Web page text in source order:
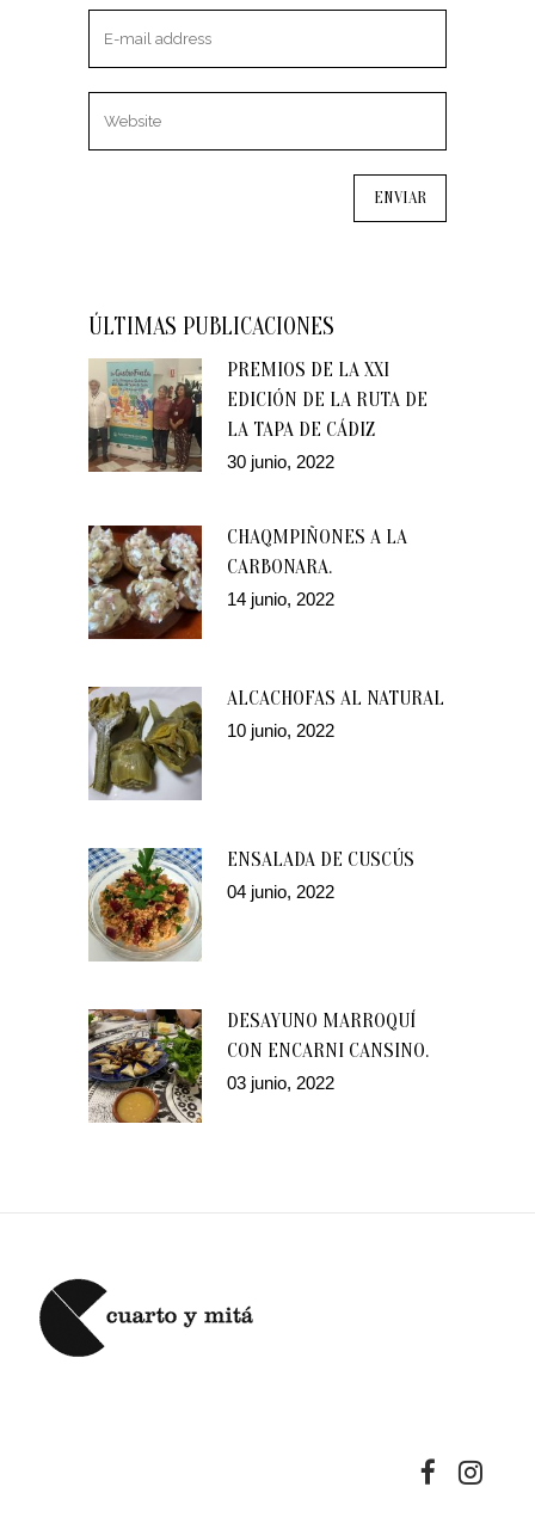
ÚLTIMAS PUBLICACIONES
PREMIOS DE LA XXI
EDICIÓN DE LA RUTA DE
LA TAPA DE CÁDIZ
30 junio, 2022
CHAQMPIÑONES A LA
CARBONARA.
14 junio, 2022
ALCACHOFAS AL NATURAL
10 junio, 2022
ENSALADA DE CUSCÚS
04 junio, 2022
DESAYUNO MARROQUÍ
CON ENCARNI CANSINO.
03 junio, 2022